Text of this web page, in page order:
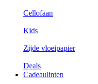
Cellofaan
Kids
Zijde vloeipapier
Deals
Cadeaulinten